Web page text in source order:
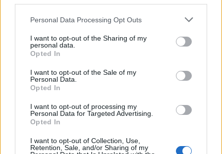
Personal Data Processing Opt Outs
I want to opt-out of the Sharing of my
personal data.
Opted In
I want to opt-out of the Sale of my
Personal Data.
Opted In
I want to opt-out of processing my
Personal Data for Targeted Advertising.
Opted In
I want to opt-out of Collection, Use,
Retention, Sale, and/or Sharing of my
Antworten: 42 13 Mai 2014
ratschbumm ... 2
Antworten: 37 18 April 2014
Diskussionsthread zum Schlachtfeld "
Captn.Snake
Antworten:
0 16 April 2014
IceQ ... 2 3 4
Antworten: 60
März Kaperfahrt
IceQ ... 2